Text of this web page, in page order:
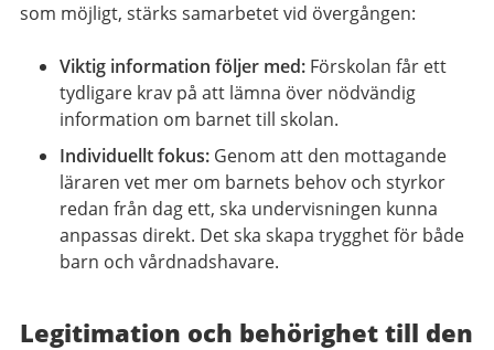
som möjligt, stärks samarbetet vid övergången:
Viktig information följer med: Förskolan får ett
tydligare krav på att lämna över nödvändig
information om barnet till skolan.
Individuellt fokus: Genom att den mottagande
läraren vet mer om barnets behov och styrkor
redan från dag ett, ska undervisningen kunna
anpassas direkt. Det ska skapa trygghet för både
barn och vårdnadshavare.
Legitimation och behörighet till den